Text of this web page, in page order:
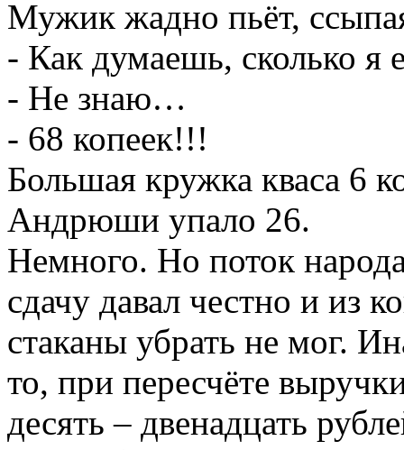
Большая кружка кваса 6
Андрюши упало 26.
Немного. Но поток
сдачу давал честно и из
стаканы убрать не мог.
то, при пересчёте
десять – двенадцать
Про себя Андрей
«Я в тюрьме сидел. За
одного. Часы отобрали.
может, и не посадили бы